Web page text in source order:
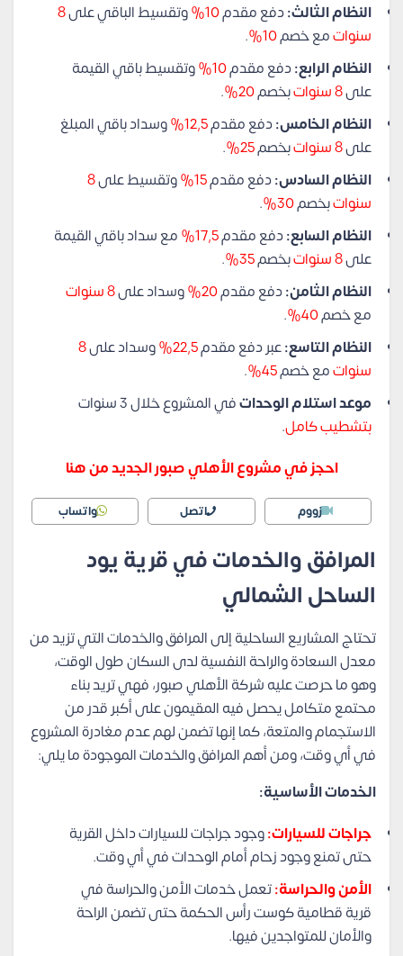
النظام الثالث:دفع مقدم10% وتقسيط الباقي على8
سنواتمع خصم10%
.
النظام الرابع:دفع مقدم10%
وتقسيط باقي القيمة
على8 سنوات بخصم20%
.
النظام الخامس:دفع مقدم12,5%
وسداد باقي المبلغ
على8 سنوات بخصم25%
.
النظام السادس:دفع مقدم15% وتقسيط على8
سنواتبخصم30%
.
النظام السابع:دفع مقدم17,5%
مع سداد باقي القيمة
على8 سنوات بخصم35%
.
النظام الثامن:دفع مقدم20% وسداد على8 سنوات
مع خصم40%
.
النظام التاسع:عبر دفع مقدم22,5% وسداد على8
سنواتمع خصم45%
.
موعد استلام الوحداتفي المشروع خلال 3 سنوات
بتشطيب كامل.
احجز في مشروع الأهلي صبور الجديد من هنا
زووم اتصل واتساب
المرافق والخدمات في قرية يود
الساحل الشمالي
تحتاج المشاريع الساحلية إلى المرافق والخدمات التي تزيد من
معدل السعادة والراحة النفسية لدى السكان طول الوقت،
وهو ما حرصت عليه شركة الأهلي صبور، فهي تريد بناء
محتمع متكامل يحصل فيه المقيمون على أكبر قدر من
الاستجمام والمتعة، كما إنها تضمن لهم عدم مغادرة المشروع
في أي وقت، ومن أهم المرافق والخدمات الموجودة ما يلي:
الخدمات الأساسية:
جراجات للسيارات:وجود جراجات للسيارات داخل القرية
حتى تمنع وجود زحام أمام الوحدات في أي وقت.
الأمن والحراسة:تعمل خدمات الأمن والحراسة في
قرية قطامية كوست رأس الحكمة حتى تضمن الراحة
والأمان للمتواجدين فيها.